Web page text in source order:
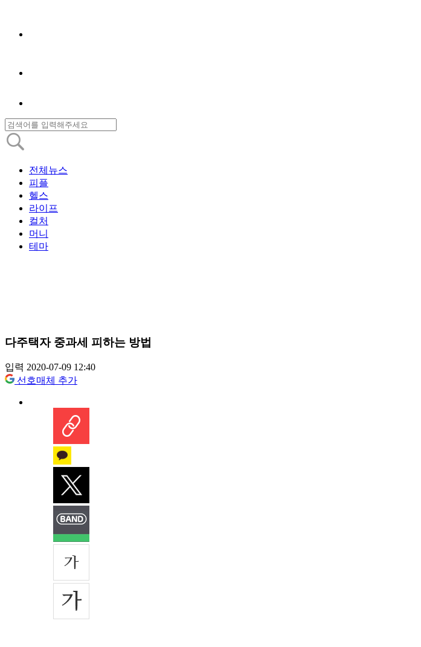
전체뉴스
피플
헬스
라이프
컬처
머니
테마
다주택자 중과세 피하는 방법
입력 2020-07-09 12:40
선호매체 추가